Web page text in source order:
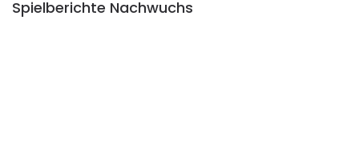
Spielberichte Nachwuchs